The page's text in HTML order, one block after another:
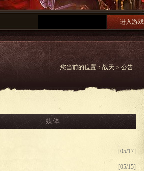
进入游戏
您当前的位置： 战天 > 公告
媒体
[05/17]
[05/15]